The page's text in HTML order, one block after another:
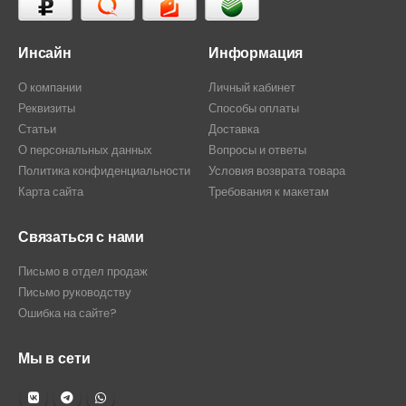
Инсайн
О компании
Реквизиты
Статьи
О персональных данных
Политика конфиденциальности
Карта сайта
Информация
Личный кабинет
Способы оплаты
Доставка
Вопросы и ответы
Условия возврата товара
Требования к макетам
Связаться с нами
Письмо в отдел продаж
Письмо руководству
Ошибка на сайте?
Мы в сети